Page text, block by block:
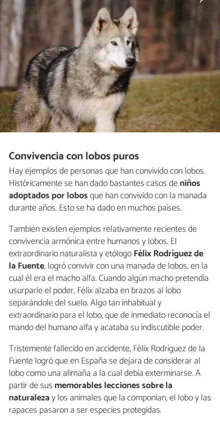
Convivencia con lobos puros
Hay ejemplos de personas que han convivido con lobos.
Históricamente se han dado bastantes casos deniños
adoptados por lobosque han convivido con la manada
durante años. Esto se ha dado en muchos países.
También existen ejemplos relativamente recientes de
convivencia armónica entre humanos y lobos. El
extraordinario naturalista y etólogoFélix Rodríguez de
la Fuente, logró convivir con una manada de lobos, en la
cual él era el macho alfa. Cuando algún macho pretendía
usurparle el poder, Félix alzaba en brazos al lobo
separándole del suelo. Algo tan inhabitual y
extraordinario para el lobo, que de inmediato reconocía el
mando del humano alfa y acataba su indiscutible poder.
Tristemente fallecido en accidente, Félix Rodríguez de la
Fuente logró que en España se dejara de considerar al
lobo como una alimaña a la cual debía exterminarse. A
partir de sus memorables lecciones sobre la
naturalezay los animales que la componían, el lobo y las
rapaces pasaron a ser especies protegidas.